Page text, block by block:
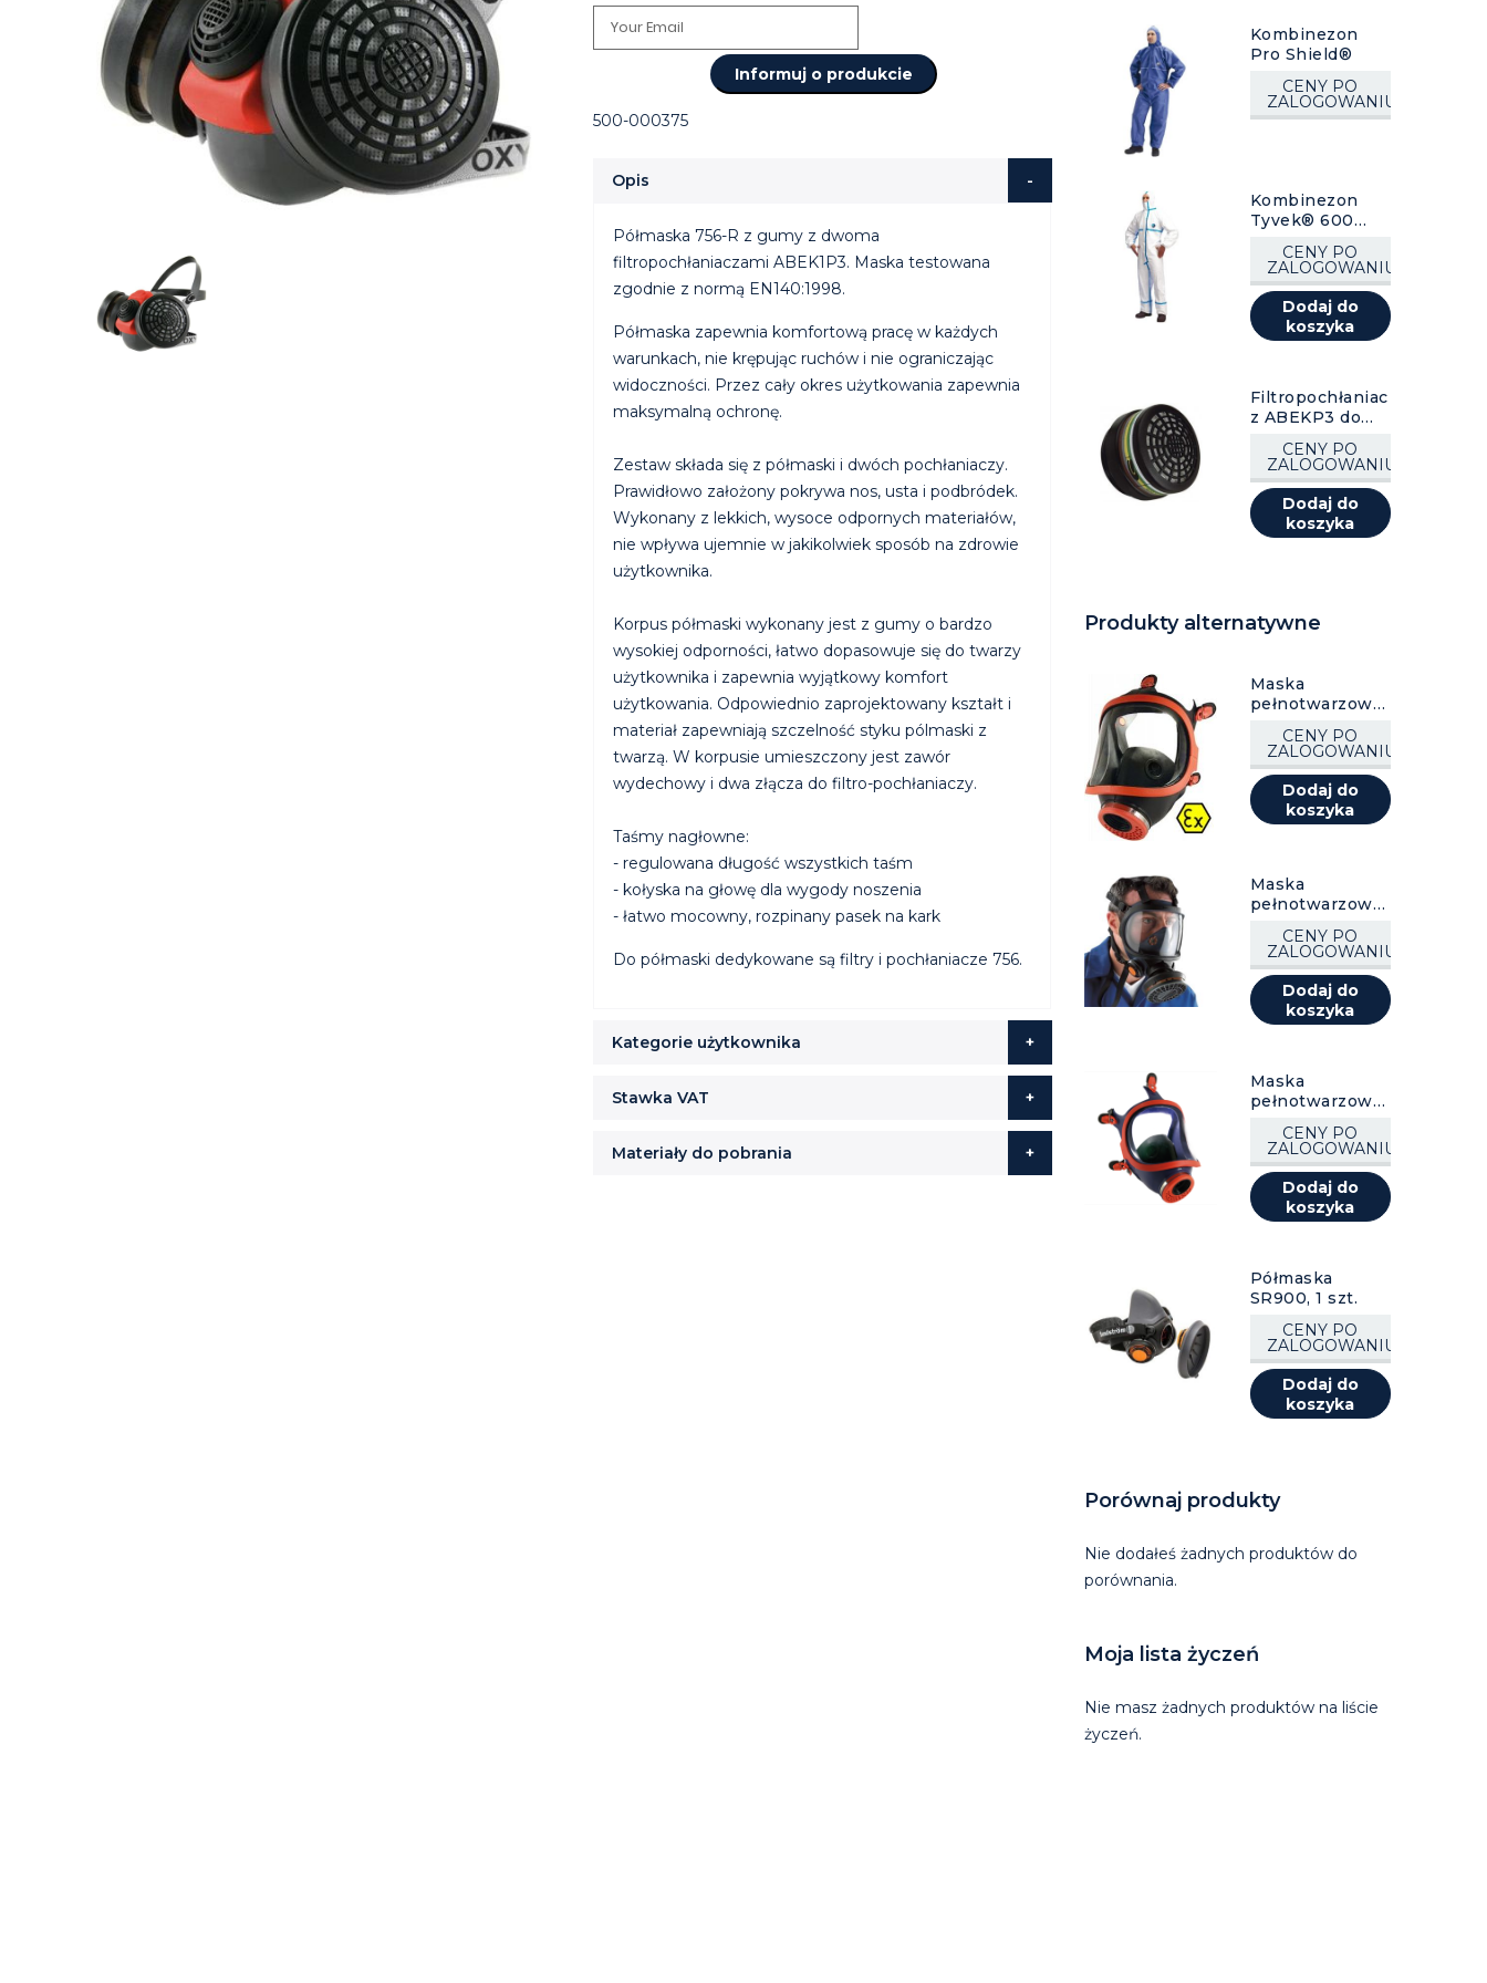
Informuj o produkcie
500-000375
Opis
Półmaska 756-R z gumy z dwoma
filtropochłaniaczami ABEK1P3. Maska testowana
zgodnie z normą EN140:1998.
Półmaska zapewnia komfortową pracę w każdych
warunkach, nie krępując ruchów i nie ograniczając
widoczności. Przez cały okres użytkowania zapewnia
maksymalną ochronę.
Zestaw składa się z półmaski i dwóch pochłaniaczy.
Prawidłowo założony pokrywa nos, usta i podbródek.
Wykonany z lekkich, wysoce odpornych materiałów,
nie wpływa ujemnie w jakikolwiek sposób na zdrowie
użytkownika.
Korpus półmaski wykonany jest z gumy o bardzo
wysokiej odporności, łatwo dopasowuje się do twarzy
użytkownika i zapewnia wyjątkowy komfort
użytkowania. Odpowiednio zaprojektowany kształt i
materiał zapewniają szczelność styku pólmaski z
twarzą. W korpusie umieszczony jest zawór
wydechowy i dwa złącza do filtro-pochłaniaczy.
Taśmy nagłowne:
- regulowana długość wszystkich taśm
- kołyska na głowę dla wygody noszenia
- łatwo mocowny, rozpinany pasek na kark
Do półmaski dedykowane są filtry i pochłaniacze 756.
Kategorie użytkownika
Stawka VAT
Materiały do pobrania
Kombinezon
Pro Shield®
CENY PO
ZALOGOWANIU
Kombinezon
Tyvek® 600
CENY PO
ZALOGOWANIU
Dodaj do
koszyka
Filtropochłaniac
z ABEKP3 do
CENY PO
ZALOGOWANIU
Dodaj do
koszyka
Produkty alternatywne
Maska
pełnotwarzowa
CENY PO
ZALOGOWANIU
Dodaj do
koszyka
Maska
pełnotwarzowa
SR200, 1 szt.
CENY PO
ZALOGOWANIU
Dodaj do
koszyka
Maska
pełnotwarzowa
szt. CENY PO
ZALOGOWANIU
Dodaj do
koszyka
Półmaska
SR900, 1 szt.
CENY PO
ZALOGOWANIU
Dodaj do
koszyka
Porównaj produkty
Nie dodałeś żadnych produktów do
porównania.
Moja lista życzeń
Nie masz żadnych produktów na liście
życzeń.